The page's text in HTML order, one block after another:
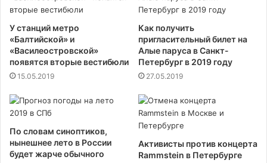
У станций метро
«Балтийской» и
«Василеостровской»
появятся вторые вестибюли
15.05.2019
Как получить
пригласительный билет на
Алые паруса в Санкт-
Петербург в 2019 году
27.05.2019
По словам синоптиков,
нынешнее лето в России
будет жарче обычного
Активисты против концерта
Rammstein в Петербурге